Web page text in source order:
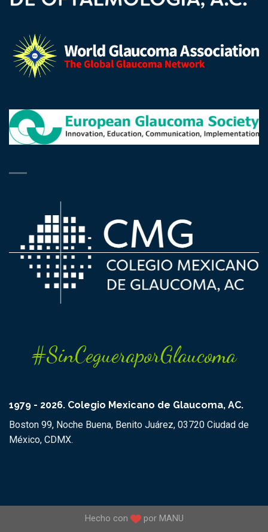
#SinCegueraporGlaucoma
1979 - 2026. Colegio Mexicano de Glaucoma, AC.
Boston 99, Noche Buena, Benito Juárez, 03720 Ciudad de
México, CDMX.
Hecho con por MANU